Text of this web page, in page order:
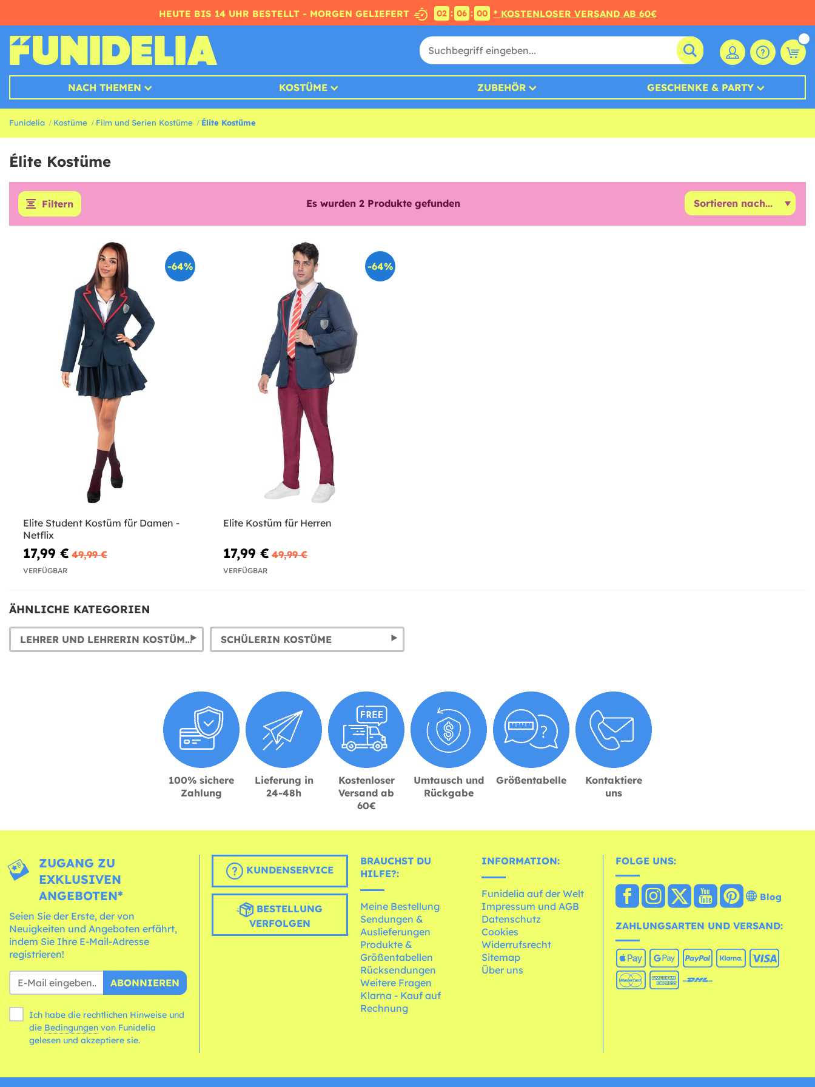
HEUTE BIS 14 UHR BESTELLT - MORGEN GELIEFERT 02 : 05 : 59 * KOSTENLOSER VERSAND AB 60€
NACH THEMEN KOSTÜME ZUBEHÖR GESCHENKE & PARTY
Funidelia Kostüme Film und Serien Kostüme Élite Kostüme
Élite Kostüme
Filtern Es wurden 2Produkte gefunden
-64%
Elite Student Kostüm für Damen -
Netflix
17,99 € 49,99 €
VERFÜGBAR
-64%
Elite Kostüm für Herren
17,99 € 49,99 €
VERFÜGBAR
ÄHNLICHE KATEGORIEN
LEHRER UND LEHRERIN KOSTÜME. SCHÜLER KOSTÜME SCHÜLERIN KOSTÜME
100% sichere
Zahlung
Lieferung in
24-48h
Kostenloser
Versand ab
60€
Umtausch und
Rückgabe
Größentabelle
Kontaktiere
uns
ZUGANG ZU
EXKLUSIVEN
ANGEBOTEN*
Seien Sie der Erste, der von
Neuigkeiten und Angeboten erfährt,
indem Sie Ihre E-Mail-Adresse
registrieren!
ABONNIEREN
Ich habe die rechtlichen Hinweise und
die Bedingungen
gelesen und akzeptiere sie.
KUNDENSERVICE
BESTELLUNG
VERFOLGEN
BRAUCHST DU
HILFE?:
Meine Bestellung
Sendungen &
Auslieferungen
Produkte &
Größentabellen
Rücksendungen
Weitere Fragen
Klarna - Kauf auf
Rechnung
INFORMATION:
Funidelia auf der Welt
Impressum und AGB
Datenschutz
Cookies
Widerrufsrecht
Sitemap
Über uns
FOLGE UNS:
Blog
ZAHLUNGSARTEN UND VERSAND: